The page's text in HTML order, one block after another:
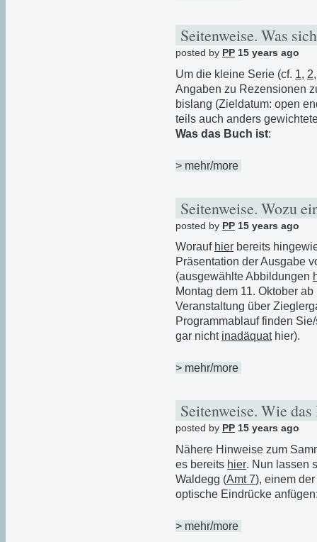
Seitenweise. Was
posted by PP 15 years ago
Um die kleine Serie (cf. 1, 2
Angaben zu Rezensionen
bislang (Zieldatum: open
teils auch anders
Was das Buch ist:
> mehr/more
Seitenweise. Wozu
posted by PP 15 years ago
Worauf hier bereits
Präsentation der Ausgabe
(ausgewählte Abbildungen
Montag dem 11. Oktober
Veranstaltung über
Programmablauf finden
gar nicht inadäquathier).
> mehr/more
Seitenweise. Wie
posted by PP 15 years ago
Nähere Hinweise zum
es bereits hier. Nun lassen
Waldegg (Amt 7), einem
optische Eindrücke
> mehr/more